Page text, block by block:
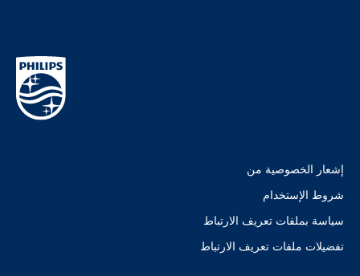
إشعار الخصوصية من
شروط الإستخدام
سياسة بملفات تعريف الارتباط
تفضيلات ملفات تعريف الارتباط